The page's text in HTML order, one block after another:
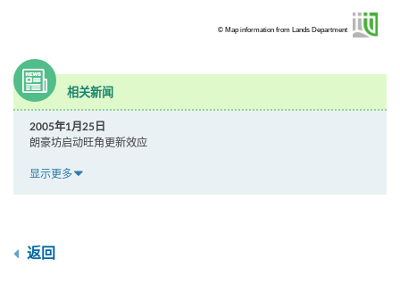
© Map information from Lands Department
相关新闻
2005年1月25日
朗豪坊启动旺角更新效应
显示更多
返回